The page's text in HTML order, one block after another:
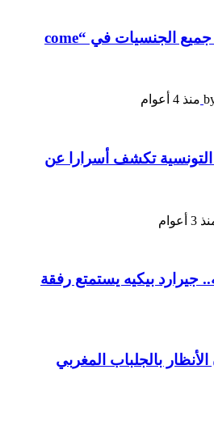
الشاب خالد يوحّد جميع الجنسيات في “come
منذ 4 أعوام
تكشف أسرارا عن
3 أعوام
جيرارد بيكيه يستمتع رفقة
الأنظار بالجلباب المغربي